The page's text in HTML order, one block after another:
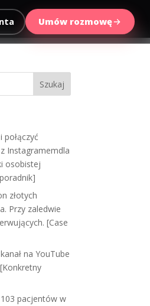
połączyć
Instagramemdla
osobistej
złotych
Przy zaledwie
[Case
na YouTube
pacjentów w
Umów rozmowę